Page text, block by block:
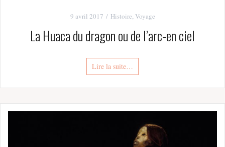
9 avril 2017 Histoire,Voyage
La Huaca du dragon ou de l’arc-en ciel
Lire la suite…